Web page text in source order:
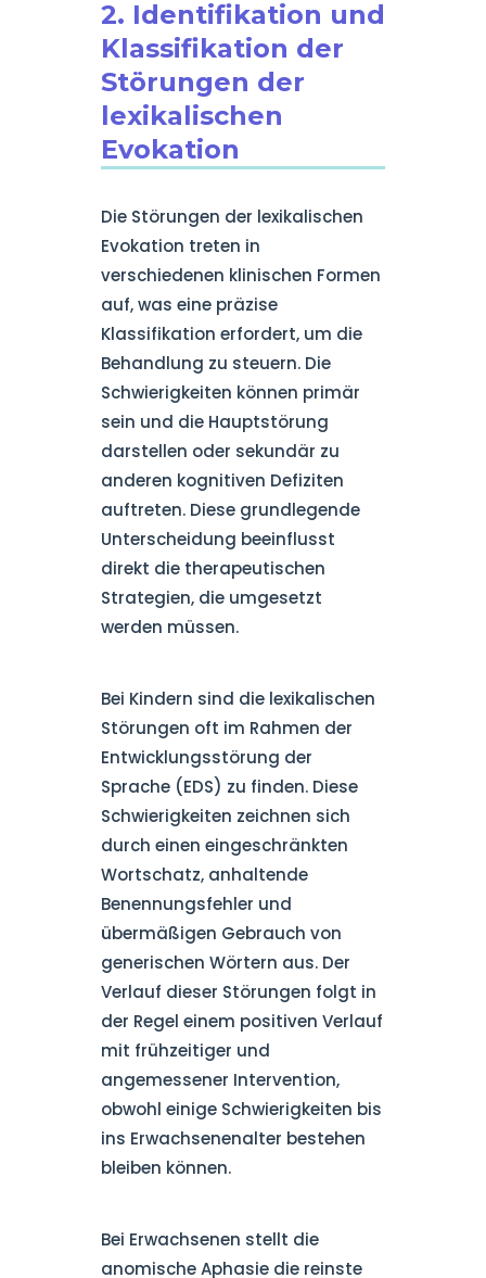
2. Identifikation und
Klassifikation der
Störungen der
lexikalischen
Evokation
Die Störungen der lexikalischen
Evokation treten in
verschiedenen klinischen Formen
auf, was eine präzise
Klassifikation erfordert, um die
Behandlung zu steuern. Die
Schwierigkeiten können primär
sein und die Hauptstörung
darstellen oder sekundär zu
anderen kognitiven Defiziten
auftreten. Diese grundlegende
Unterscheidung beeinflusst
direkt die therapeutischen
Strategien, die umgesetzt
werden müssen.
Bei Kindern sind die lexikalischen
Störungen oft im Rahmen der
Entwicklungsstörung der
Sprache (EDS) zu finden. Diese
Schwierigkeiten zeichnen sich
durch einen eingeschränkten
Wortschatz, anhaltende
Benennungsfehler und
übermäßigen Gebrauch von
generischen Wörtern aus. Der
Verlauf dieser Störungen folgt in
der Regel einem positiven Verlauf
mit frühzeitiger und
angemessener Intervention,
obwohl einige Schwierigkeiten bis
ins Erwachsenenalter bestehen
bleiben können.
Bei Erwachsenen stellt die
anomische Aphasie die reinste